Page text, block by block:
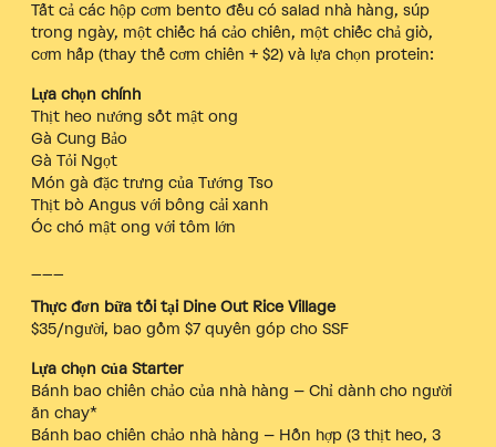
Tất cả các hộp cơm bento đều có salad nhà hàng, súp
trong ngày, một chiếc há cảo chiên, một chiếc chả giò,
cơm hấp (thay thế cơm chiên + $2) và lựa chọn protein:
Lựa chọn chính
Thịt heo nướng sốt mật ong
Gà Cung Bảo
Gà Tỏi Ngọt
Món gà đặc trưng của Tướng Tso
Thịt bò Angus với bông cải xanh
Óc chó mật ong với tôm lớn
Thực đơn bữa tối tại Dine Out Rice Village
$35/người, bao gồm $7 quyên góp cho SSF
Lựa chọn của Starter
Bánh bao chiên chảo của nhà hàng – Chỉ dành cho người
ăn chay*
Bánh bao chiên chảo nhà hàng – Hỗn hợp (3 thịt heo, 3